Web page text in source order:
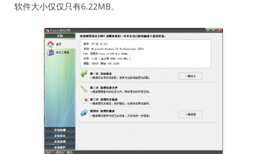
软件大小仅仅只有6.22MB。